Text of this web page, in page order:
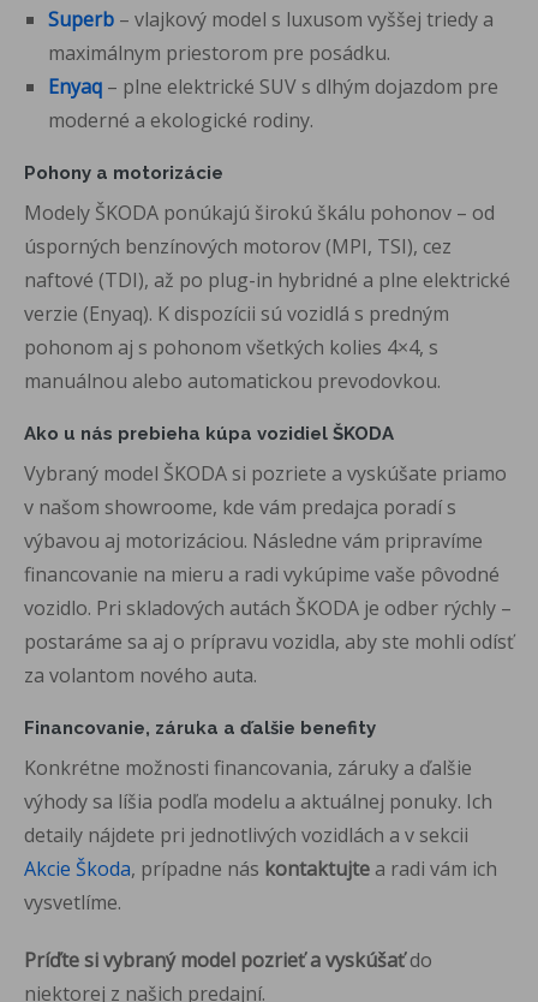
Superb – vlajkový model s luxusom vyššej triedy a
maximálnym priestorom pre posádku.
Enyaq – plne elektrické SUV s dlhým dojazdom pre
moderné a ekologické rodiny.
Pohony a motorizácie
Modely ŠKODA ponúkajú širokú škálu pohonov – od
úsporných benzínových motorov (MPI, TSI), cez
naftové (TDI), až po plug-in hybridné a plne elektrické
verzie (Enyaq). K dispozícii sú vozidlá s predným
pohonom aj s pohonom všetkých kolies 4×4, s
manuálnou alebo automatickou prevodovkou.
Ako u nás prebieha kúpa vozidiel ŠKODA
Vybraný model ŠKODA si pozriete a vyskúšate priamo
v našom showroome, kde vám predajca poradí s
výbavou aj motorizáciou. Následne vám pripravíme
financovanie na mieru a radi vykúpime vaše pôvodné
vozidlo. Pri skladových autách ŠKODA je odber rýchly –
postaráme sa aj o prípravu vozidla, aby ste mohli odísť
za volantom nového auta.
Financovanie, záruka a ďalšie benefity
Konkrétne možnosti financovania, záruky a ďalšie
výhody sa líšia podľa modelu a aktuálnej ponuky. Ich
detaily nájdete pri jednotlivých vozidlách a v sekcii
Akcie Škoda, prípadne nás kontaktujte a radi vám ich
vysvetlíme.
Príďte si vybraný model pozrieť a vyskúšaťdo
niektorej z našich predajní.